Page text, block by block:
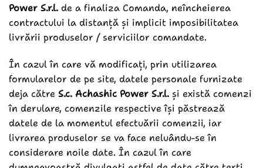
Power S.r.l. de a finaliza Comanda, neîncheierea
contractului la distanță și implicit imposibilitatea
livrării produselor / serviciilor comandate.
În cazul în care vă modificați, prin utilizarea
formularelor de pe site, datele personale furnizate
deja către S.c. Achashic Power S.r.l. și există comenzi
în derulare, comenzile respective își păstrează
datele de la momentul efectuării comenzii, iar
livrarea produselor se va face neluându-se în
considerare noile date. În cazul în care